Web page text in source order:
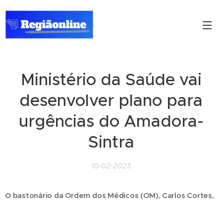
Ministério da Saúde vai
desenvolver plano para
urgências do Amadora-
Sintra
10-02-2025
O bastonário da Ordem dos Médicos (OM), Carlos Cortes,